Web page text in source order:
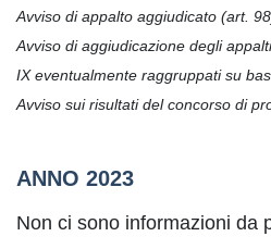
Avviso di appalto aggiudicato (art.
Avviso di aggiudicazione degli
IX eventualmente raggruppati su
Avviso sui risultati del concorso di
ANNO 2023
Non ci sono informazioni da